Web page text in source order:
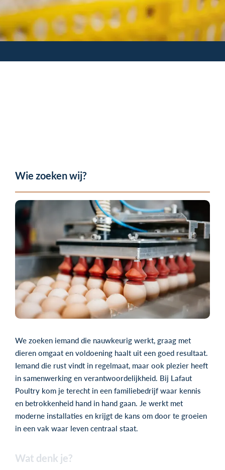
Wie zoeken wij?
We zoeken iemand die nauwkeurig werkt, graag met
dieren omgaat en voldoening haalt uit een goed resultaat.
Iemand die rust vindt in regelmaat, maar ook plezier heeft
in samenwerking en verantwoordelijkheid. Bij Lafaut
Poultry kom je terecht in een familiebedrijf waar kennis
en betrokkenheid hand in hand gaan. Je werkt met
moderne installaties en krijgt de kans om door te groeien
in een vak waar leven centraal staat.
Wat denk je?